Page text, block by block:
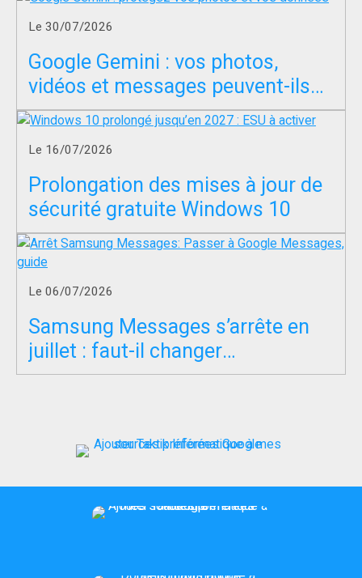
Le 30/07/2026
Google Gemini : vos photos,
vidéos et messages peuvent-ils
servir à entraîner l’IA ?
Le 16/07/2026
Prolongation des mises à jour de
sécurité gratuite Windows 10
Le 06/07/2026
Samsung Messages s’arrête en
juillet : faut-il changer
d’application SMS ?